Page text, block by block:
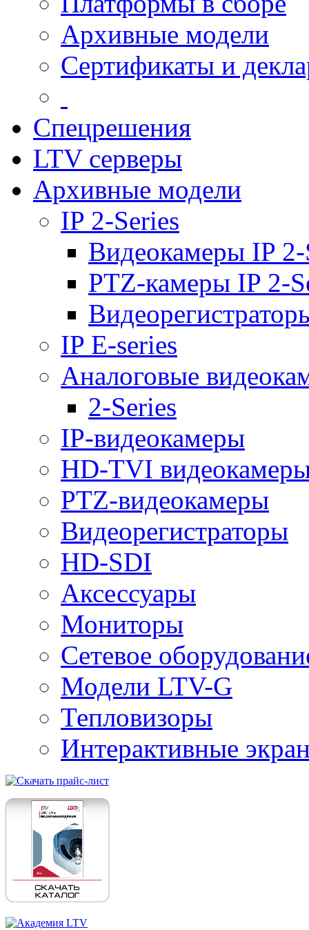
Архивные модели
Сертификаты и
Спецрешения
LTV серверы
Архивные модели
IP 2-Series
Видеокамеры IP 2-
PTZ-камеры IP 2-
IP E-series
Аналоговые
2-Series
IP-видеокамеры
HD-TVI
PTZ-видеокамеры
Видеорегистраторы
HD-SDI
Аксессуары
Мониторы
Сетевое
Модели LTV-G
Тепловизоры
Интерактивные